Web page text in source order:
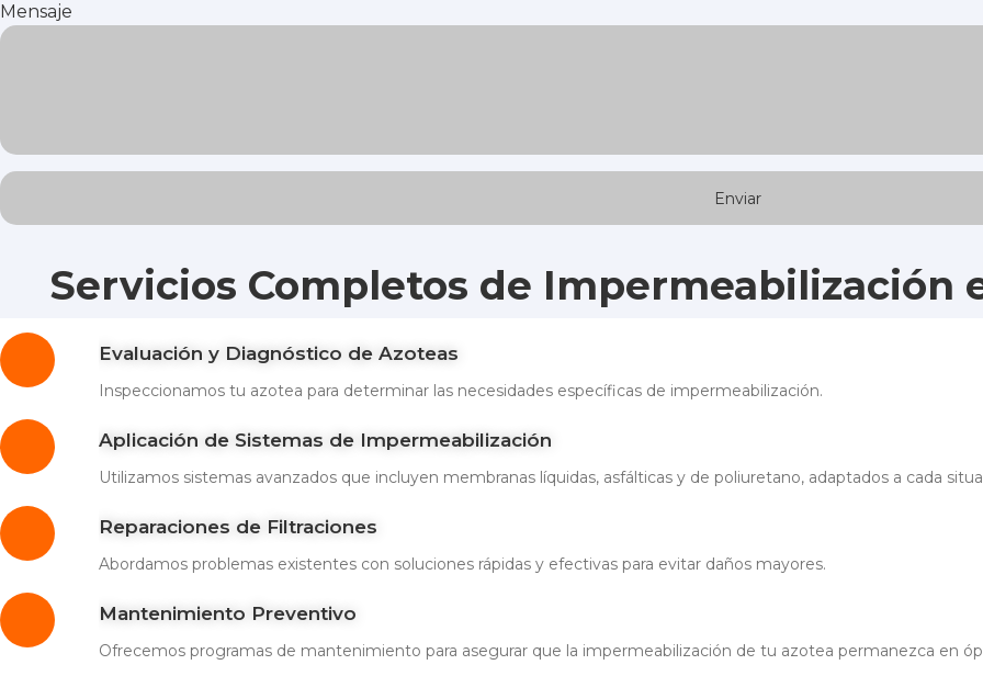
Mensaje
Servicios Completos de Impermeabilización
Evaluación y Diagnóstico de Azoteas
Inspeccionamos tu azotea para determinar las necesidades específicas de impermeabilización.
Aplicación de Sistemas de Impermeabilización
Utilizamos sistemas avanzados que incluyen membranas líquidas, asfálticas y de poliuretano, adaptados a cada
Reparaciones de Filtraciones
Abordamos problemas existentes con soluciones rápidas y efectivas para evitar daños mayores.
Mantenimiento Preventivo
Ofrecemos programas de mantenimiento para asegurar que la impermeabilización de tu azotea permanezca en